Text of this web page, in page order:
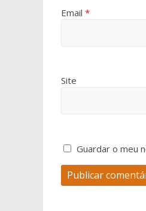
Email *
Site
Guardar o meu